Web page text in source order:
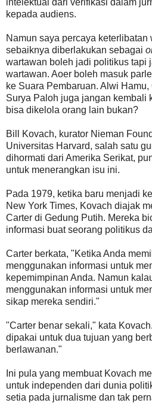
kepada audiens.
Namun saya percaya
sebaiknya diberlakukan sebagai
wartawan boleh jadi politikus tapi
wartawan. Aoer boleh masuk
ke Suara Pembaruan. Alwi
Surya Paloh juga jangan kembali
bisa dikelola orang lain bukan?
Bill Kovach, kurator Nieman
Universitas Harvard, salah satu
dihormati dari Amerika Serikat,
untuk menerangkan isu ini.
Pada 1979, ketika baru menjadi
New York Times, Kovach diajak
Carter di Gedung Putih. Mereka
informasi buat seorang politikus
Carter berkata, "Ketika Anda
menggunakan informasi untuk
kepemimpinan Anda. Namun
menggunakan informasi untuk
sikap mereka sendiri."
"Carter benar sekali," kata
dipakai untuk dua tujuan yang
berlawanan."
Ini pula yang membuat Kovach
untuk independen dari dunia
setia pada jurnalisme dan tak